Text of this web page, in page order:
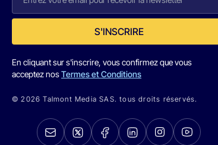
S'INSCRIRE
En cliquant sur s'inscrire, vous confirmez que vous
acceptez nosTermes et Conditions
© 2026 Talmont Media SAS. tous droits réservés.